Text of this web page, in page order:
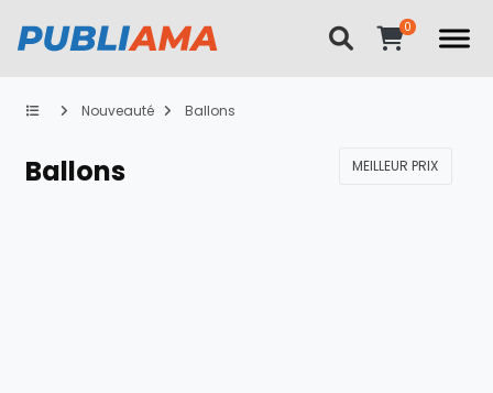
Nouveauté Ballons
Ballons MEILLEUR PRIX